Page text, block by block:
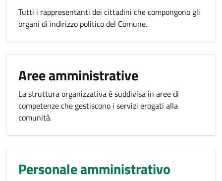
Tutti i rappresentanti dei cittadini che compongono gli
organi di indirizzo politico del Comune.
Aree amministrative
La struttura organizzativa è suddivisa in aree di
competenze che gestiscono i servizi erogati alla
comunità.
Personale amministrativo